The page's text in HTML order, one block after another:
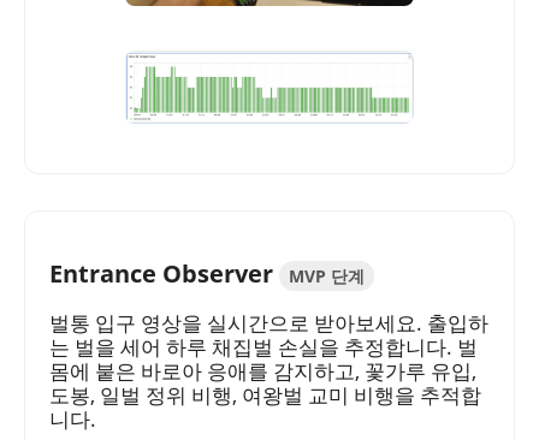
Entrance Observer MVP 단계
벌통 입구 영상을 실시간으로 받아보세요. 출입하
는 벌을 세어 하루 채집벌 손실을 추정합니다. 벌
몸에 붙은 바로아 응애를 감지하고, 꽃가루 유입,
도봉, 일벌 정위 비행, 여왕벌 교미 비행을 추적합
니다.